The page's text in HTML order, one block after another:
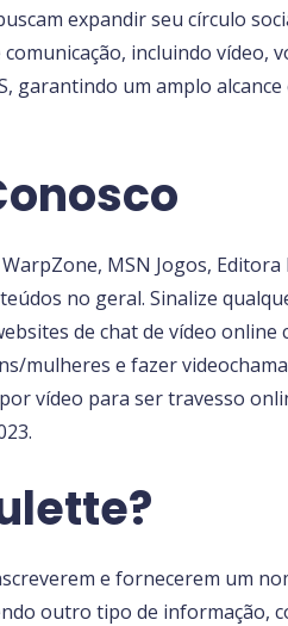
expandir seu círculo
incluindo
garantindo um amplo
MSN Jogos,
no geral. Sinalize
de chat de vídeo
mulheres e fazer
vídeo para ser travesso
e fornecerem um
outro tipo de informação,